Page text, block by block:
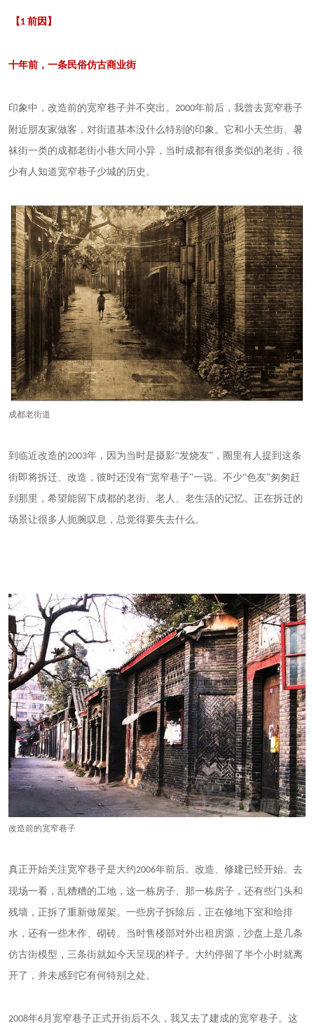
【 1 前因】
十年前，一条民俗仿古商业街
印象中，改造前的宽窄巷子并不突出。 2000年前后，我曾去宽窄巷子
附近朋友家做客，对街道基本没什么特别的印象。它和小天竺街、暑
袜街一类的成都老街小巷大同小异，当时成都有很多类似的老街，很
少有人知道宽窄巷子少城的历史。
成都老街道
到临近改造的2003年，因为当时是摄影“发烧友”，圈里有人提到这条
街即将拆迁、改造，彼时还没有“宽窄巷子”一说。不少“色友”匆匆赶
到那里，希望能留下成都的老街、老人、老生活的记忆。正在拆迁的
场景让很多人扼腕叹息，总觉得要失去什么。
改造前的宽窄巷子
真正开始关注宽窄巷子是大约2006年前后。改造、修建已经开始。去
现场一看，乱糟糟的工地，这一栋房子、那一栋房子，还有些门头和
残墙，正拆了重新做屋架。一些房子拆除后，正在修地下室和给排
水，还有一些木作、砌砖。当时售楼部对外出租房源，沙盘上是几条
仿古街模型，三条街就如今天呈现的样子。大约停留了半个小时就离
开了，并未感到它有何特别之处。
2008年6月宽窄巷子正式开街后不久，我又去了建成的宽窄巷子。这